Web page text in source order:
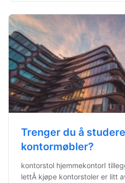
Trenger du å
kontormøbler?
kontorstol hjemmekontorI
lettÅ kjøpe kontorstoler er litt